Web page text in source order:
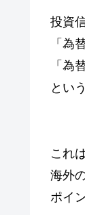
投資
「為
「為
とい
これ
海外
ポイ